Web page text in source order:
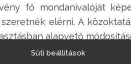
Süti beállítások
fő mondanivalóját
elérni. A
alapvető
Maguk